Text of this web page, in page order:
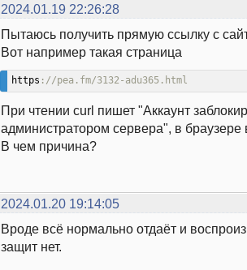
2024.01.19 22:26:28
Пытаюсь получить прямую ссылку с
Вот например такая страница
https ://pea.fm/3132-adu365.html
При чтении curl пишет "Аккаунт
администратором сервера", в браузере
В чем причина?
2024.01.20 19:14:05
Вроде всё нормально отдаёт и
защит нет.